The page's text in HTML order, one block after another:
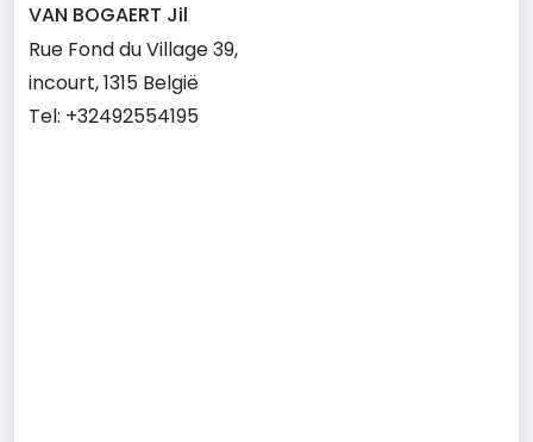
VAN BOGAERT Jil
Rue Fond du Village 39,
incourt, 1315 België
Tel: +32492554195